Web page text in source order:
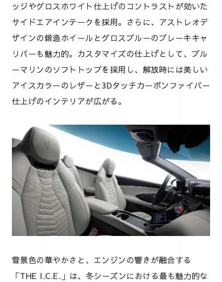
ッジやグロスホワイト仕上げのコントラストが効いた
サイドエアインテークを採用。さらに、アストレオデ
ザインの鍛造ホイールとグロスブルーのブレーキキャ
リパーも魅力的。カスタマイズの仕上げとして、ブル
ーマリンのソフトトップを採用し、解放時には美しい
アイスカラーのレザーと3Dタッチカーボンファイバー
仕上げのインテリアが広がる。
雪景色の華やかさと、エンジンの響きが融合する
「THE I.C.E.」は、冬シーズンにおける最も魅力的な